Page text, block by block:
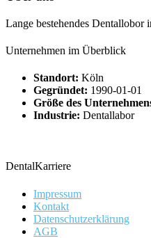
Lange bestehendes
Unternehmen im Überblick
Standort: Köln
Gegründet: 1990-01-01
Größe des
Industrie: Dentallabor
DentalKarriere
Impressum
Kontakt
Datenschutzerklärung
AGB